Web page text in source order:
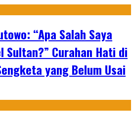
“Apa Salah Saya
Sultan?” Curahan Hati di
yang Belum Usai